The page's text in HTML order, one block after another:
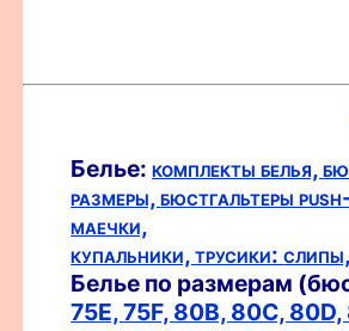
Белье:комплекты белья,
размеры,бюстгальтеры
маечки,
купальники,трусики:
Белье по размерам
75E,75F, 80B, 80C, 80D,